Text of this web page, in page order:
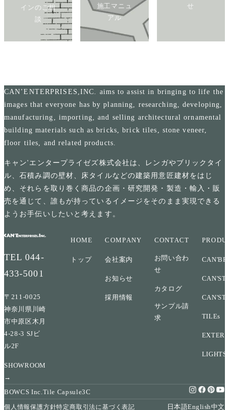
インのご相
談
施工マニュ
アル
せ
CAN’ENTERPRISES,INC. aims to assist in bringing to life the
images that everyone has by planning, researching, developing,
manufacturing, importing, and selling architectural ornamental
building materials such as bricks, brick tiles, stone veneer,
floor tiles, and related products.
キャン'エンタープライゼズ株式会社は、レンガやブリックタイ
ル、石積み調の壁材、床タイルなどの建築用意匠建材をはじ
め、それらを取り巻く商品の企画・研究開発・製造・輸入・販
売を通じて、誰もが持っているイメージをそのまま実現できる
ようお手伝いしたいと考えます。
TEL044-
433-5001
〒211-0025
神奈川県川崎
市中原区木月
4-28-3 SJビ
ル2F
SHOWROOM
→
HOME
トップ
COMPANY
会社案内
お知らせ
採用情報
CONTACT
お問い合わ
せ
カタログ
サンプル請
求
TILEs
LIGHTS
BOWCS Inc. Tile Capsule3C
個人情報保護方針特定商取引法に基づく表記 日本語English中文